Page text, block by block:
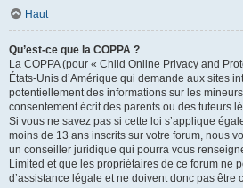
Haut
Qu’est-ce que la COPPA ?
La COPPA (pour « Child Online Privacy and
États-Unis d’Amérique qui demande aux sites
potentiellement des informations sur les
consentement écrit des parents ou des tuteurs
Si vous ne savez pas si cette loi s’applique
moins de 13 ans inscrits sur votre forum, nous
un conseiller juridique qui pourra vous
Limited et que les propriétaires de ce forum ne
d’assistance légale et ne doivent donc pas être